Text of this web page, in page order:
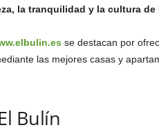
la tranquilidad y la cultura de
se destacan por
las mejores casas y
Bulín